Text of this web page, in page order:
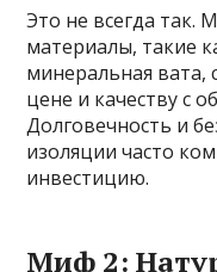
Это не всегда так.
материалы, такие
минеральная вата,
цене и качеству с
Долговечность и
изоляции часто
инвестицию.
Миф 2: